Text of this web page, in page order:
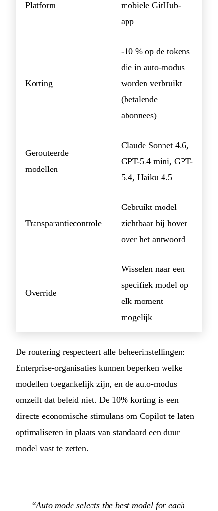
Platform
mobiele GitHub-
app
Korting
-10 % op de tokens
die in auto-modus
worden verbruikt
(betalende
abonnees)
Gerouteerde
modellen
Claude Sonnet 4.6,
GPT-5.4 mini, GPT-
5.4, Haiku 4.5
Transparantiecontrole
Gebruikt model
zichtbaar bij hover
over het antwoord
Override
Wisselen naar een
specifiek model op
elk moment
mogelijk
De routering respecteert alle beheerinstellingen:
Enterprise-organisaties kunnen beperken welke
modellen toegankelijk zijn, en de auto-modus
omzeilt dat beleid niet. De 10% korting is een
directe economische stimulans om Copilot te laten
optimaliseren in plaats van standaard een duur
model vast te zetten.
“Auto mode selects the best model for each